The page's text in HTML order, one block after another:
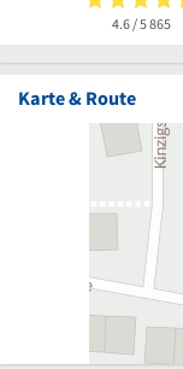
4.6 / 5865
Karte & Route